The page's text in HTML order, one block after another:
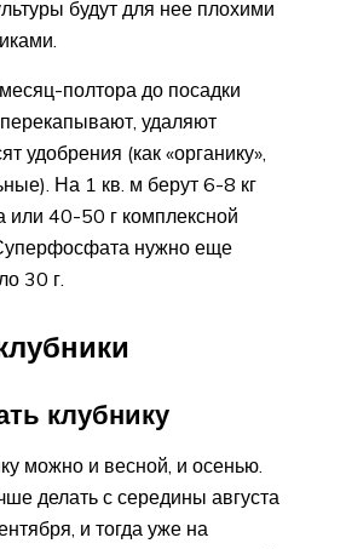
будут для нее плохими
полтора до посадки
перекапывают, удаляют
удобрения (как «органику»,
На 1 кв. м берут 6-8 кг
или 40-50 г комплексной
нужно еще
30 г.
клубнику
можно и весной, и осенью.
делать с середины августа
и тогда уже на